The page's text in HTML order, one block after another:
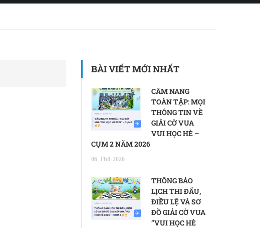
BÀI VIẾT MỚI NHẤT
CẨM NANG
TOÀN TẬP: MỌI
THÔNG TIN VỀ
GIẢI CỜ VUA
VUI HỌC HÈ –
CỤM 2 NĂM 2026
06 Th8 2026
THÔNG BÁO
LỊCH THI ĐẤU,
ĐIỀU LỆ VÀ SƠ
ĐỒ GIẢI CỜ VUA
“VUI HỌC HÈ